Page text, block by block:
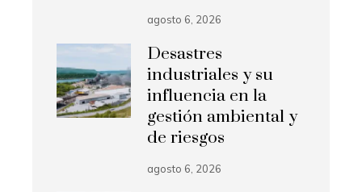
agosto 6, 2026
Desastres
industriales y su
influencia en la
gestión ambiental y
de riesgos
agosto 6, 2026